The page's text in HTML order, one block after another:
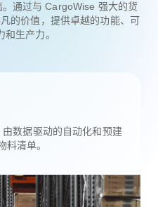
通过与 CargoWise 强大的货
的价值，提供卓越的功能、可
和生产力。
数据驱动的自动化和预建
料清单。